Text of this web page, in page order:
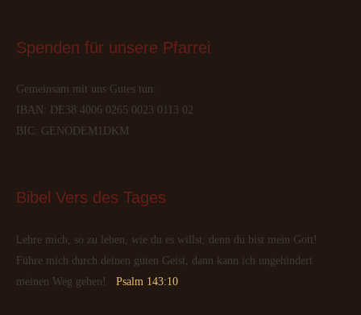
Spenden für unsere Pfarrei
Gemeinsam mit uns Gutes tun:
IBAN: DE38 4006 0265 0023 0113 02
BIC: GENODEM1DKM
Bibel Vers des Tages
Lehre mich, so zu leben, wie du es willst, denn du bist mein Gott!
Führe mich durch deinen guten Geist, dann kann ich ungehindert
meinen Weg gehen!
Psalm 143:10